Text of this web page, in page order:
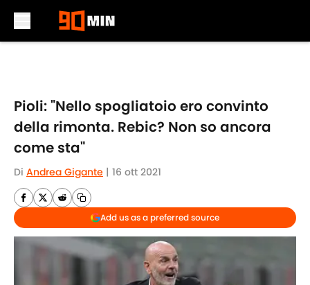
Pioli: "Nello spogliatoio ero convinto
della rimonta. Rebic? Non so ancora
come sta"
Di Andrea Gigante | 16 ott 2021
Add us as a preferred source